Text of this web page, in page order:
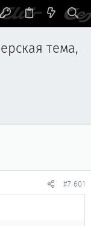
тема,
#7 601